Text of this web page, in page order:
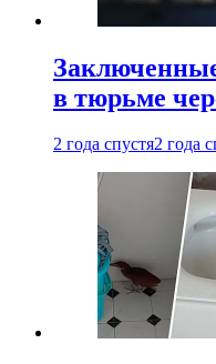
в тюрьме
2 года спустя2 года